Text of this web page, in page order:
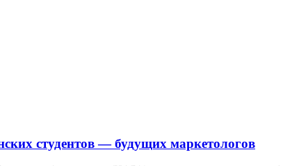
студентов — будущих маркетологов